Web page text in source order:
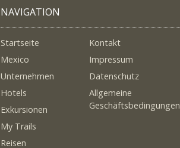
NAVIGATION
Startseite
Mexico
Unternehmen
Hotels
Exkursionen
My Trails
Reisen
Kontakt
Impressum
Datenschutz
Allgemeine
Geschäftsbedingungen